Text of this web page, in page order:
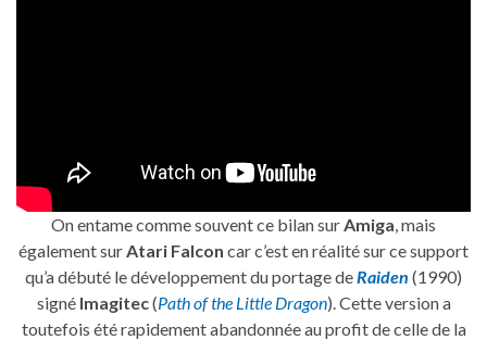
On entame comme souvent ce bilan sur Amiga , mais
également sur Atari Falcon car c’est en réalité sur ce support
qu’a débuté le développement du portage de Raiden (1990)
signé Imagitec(Path of the Little Dragon). Cette version a
toutefois été rapidement abandonnée au profit de celle de la